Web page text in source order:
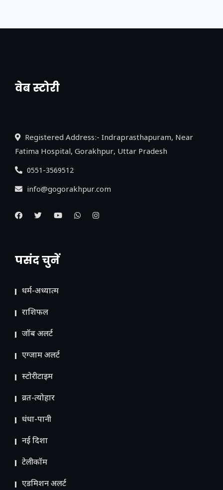
वेब स्टोरी
नया एक्सप्रेसवे: पूर्वांचल का लक, डेवलपमेंट का
Registered Address:- Indraprasthapuram, Near
Fatima Hospital, Gorakhpur, Uttar Pradesh
0551-3569512
info@gogorakhpur.com
पसंद चुनें
धर्म-अध्यात्म
राशिफल
जॉब अलर्ट
एग्जाम अलर्ट
स्टोरीटाइम
व्रत-त्योहार
धंधा-पानी
नई दिशा
टेलीकॉम
ए​डमिशन अलर्ट